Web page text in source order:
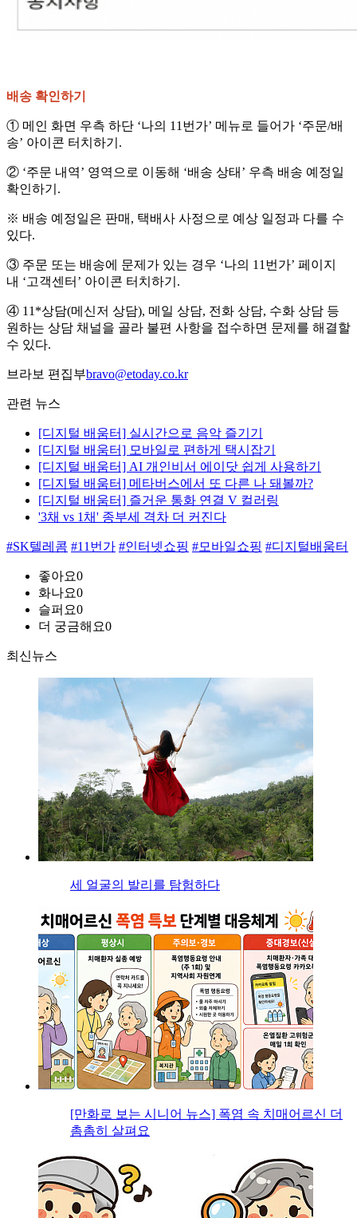
배송 확인하기
① 메인 화면 우측 하단 ‘나의 11번가’ 메뉴로 들어가 ‘주문/배
송’ 아이콘 터치하기.
② ‘주문 내역’ 영역으로 이동해 ‘배송 상태’ 우측 배송 예정일
확인하기.
※ 배송 예정일은 판매, 택배사 사정으로 예상 일정과 다를 수
있다.
③ 주문 또는 배송에 문제가 있는 경우 ‘나의 11번가’ 페이지
내 ‘고객센터’ 아이콘 터치하기.
④ 11*상담(메신저 상담), 메일 상담, 전화 상담, 수화 상담 등
원하는 상담 채널을 골라 불편 사항을 접수하면 문제를 해결할
수 있다.
브라보 편집부bravo@etoday.co.kr
관련 뉴스
[디지털 배움터] 실시간으로 음악 즐기기
[디지털 배움터] 모바일로 편하게 택시잡기
[디지털 배움터] AI 개인비서 에이닷 쉽게 사용하기
[디지털 배움터] 메타버스에서 또 다른 나 돼볼까?
[디지털 배움터] 즐거운 통화 연결 V 컬러링
'3채 vs 1채' 종부세 격차 더 커진다
#SK텔레콤 #11번가 #인터넷쇼핑 #모바일쇼핑 #디지털배움터
좋아요0
화나요0
슬퍼요0
더 궁금해요0
최신뉴스
세 얼굴의 발리를 탐험하다
[만화로 보는 시니어 뉴스] 폭염 속 치매어르신 더
촘촘히 살펴요